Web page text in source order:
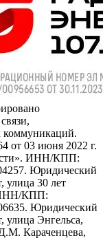
коммуникаций.
от 03 июня 2022 г.
ИНН/КПП:
Юридический
30 лет
КПП:
Юридический
Энгельса,
Караченцева,